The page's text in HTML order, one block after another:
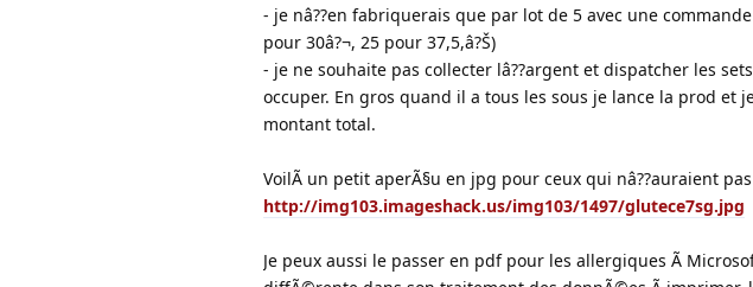
- je nâ??en fabriquerais que par lot de 5 avec une
pour 30â?¬, 25 pour 37,5,â?Š)
- je ne souhaite pas collecter lâ??argent et dispatcher les
occuper. En gros quand il a tous les sous je lance la prod
montant total.
VoilÃ un petit aperÃ§u en jpg pour ceux qui nâ??auraient pas
http://img103.imageshack.us/img103/1497/glutece7sg.jpg
Je peux aussi le passer en pdf pour les allergiques Ã